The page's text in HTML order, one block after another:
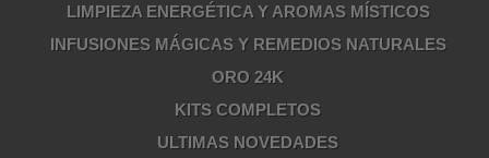
LIMPIEZA ENERGÉTICA Y AROMAS MÍSTICOS
INFUSIONES MÁGICAS Y REMEDIOS NATURALES
ORO 24K
KITS COMPLETOS
ULTIMAS NOVEDADES